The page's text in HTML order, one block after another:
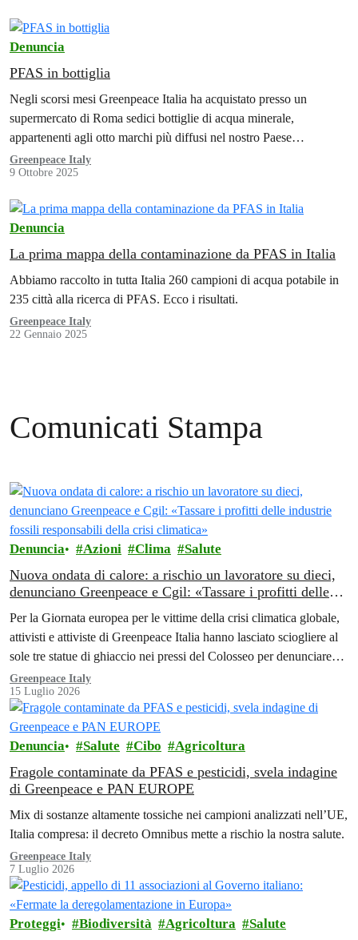
Denuncia
PFAS in bottiglia
Negli scorsi mesi Greenpeace Italia ha acquistato presso un
supermercato di Roma sedici bottiglie di acqua minerale,
appartenenti agli otto marchi più diffusi nel nostro Paese
(Ferrarelle, Levissima, Panna, Rocchetta,…
Greenpeace Italy
9 Ottobre 2025
Denuncia
La prima mappa della contaminazione da PFAS in Italia
Abbiamo raccolto in tutta Italia 260 campioni di acqua potabile in
235 città alla ricerca di PFAS. Ecco i risultati.
Greenpeace Italy
22 Gennaio 2025
Comunicati Stampa
Denuncia Azioni Clima Salute
Nuova ondata di calore: a rischio un lavoratore su dieci,
denunciano Greenpeace e Cgil: «Tassare i profitti delle
Per la Giornata europea per le vittime della crisi climatica globale,
attivisti e attiviste di Greenpeace Italia hanno lasciato sciogliere al
sole tre statue di ghiaccio nei pressi del Colosseo per denunciare
l’impatto del riscaldamento globale sui lavoratori e sulle lavoratrici.
Greenpeace Italy
15 Luglio 2026
Denuncia Salute Cibo Agricoltura
Fragole contaminate da PFAS e pesticidi, svela indagine
di Greenpeace e PAN EUROPE
Mix di sostanze altamente tossiche nei campioni analizzati nell’UE,
Italia compresa: il decreto Omnibus mette a rischio la nostra salute.
Greenpeace Italy
7 Luglio 2026
Proteggi Biodiversità Agricoltura Salute